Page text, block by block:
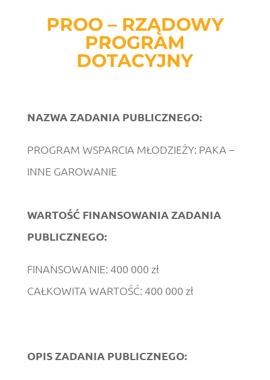
PROO – RZĄDOWY
PROGRAM
DOTACYJNY
NAZWA ZADANIA PUBLICZNEGO:
PROGRAM WSPARCIA MŁODZIEŻY: PAKA –
INNE GAROWANIE
WARTOŚĆ FINANSOWANIA ZADANIA
PUBLICZNEGO:
FINANSOWANIE: 400 000 zł
CAŁKOWITA WARTOŚĆ: 400 000 zł
OPIS ZADANIA PUBLICZNEGO: